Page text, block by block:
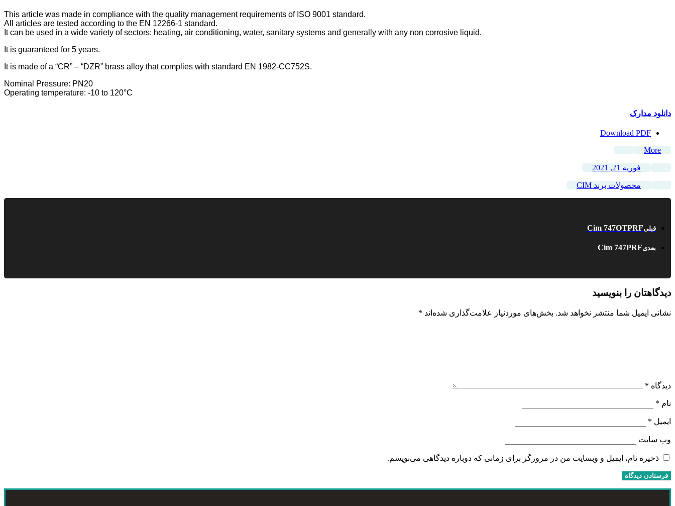
This article was made in compliance with the quality management requirements of ISO 9001 standard.
All articles are tested according to the EN 12266-1 standard.
It can be used in a wide variety of sectors: heating, air conditioning, water, sanitary systems and generally with any non corrosive liquid.
It is guaranteed for 5 years.
It is made of a “CR” – “DZR” brass alloy that complies with standard EN 1982-CC752S.
Nominal Pressure: PN20
Operating temperature: -10 to 120°C
دانلود مدارک
Download PDF
More
فوریه 21, 2021
محصولات برند CIM
قبلیCim 747OTPRF
بعدیCim 747PRF
دیدگاهتان را بنویسید
نشانی ایمیل شما منتشر نخواهد شد. بخش‌های موردنیاز علامت‌گذاری شده‌اند *
دیدگاه *
نام *
ایمیل *
وب‌ سایت
ذخیره نام، ایمیل و وبسایت من در مرورگر برای زمانی که دوباره دیدگاهی می‌نویسم.